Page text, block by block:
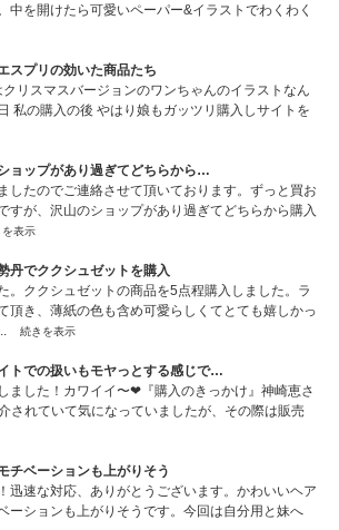
中を開けたら可愛いペーパー&イラストでわくわく
スプリの効いた商品たち
リスマスバージョンのワンちゃんのイラストなん
私の購入の後 やはり娘もガッツリ購入しサイトを
ョップがあり過ぎてどちらから…
したのでご連絡させて頂いております。ずっと買お
すが、沢山のショップがあり過ぎてどちらから購入
を表示
丹でククシュゼットを購入
。ククシュゼットの商品を5点程購入しました。ラ
頂き、薄紙の色も含め可愛らしくてとても嬉しかっ
続きを表示
トでの扱いもモヤっとする感じで…
ました！カワイイ〜❤『購入のきっかけ』神崎恵さ
されていて気になっていましたが、その際は販売
チベーションも上がりそう
迅速な対応、ありがとうございます。かわいいヘア
ーションも上がりそうです。今回は自分用と妹へ